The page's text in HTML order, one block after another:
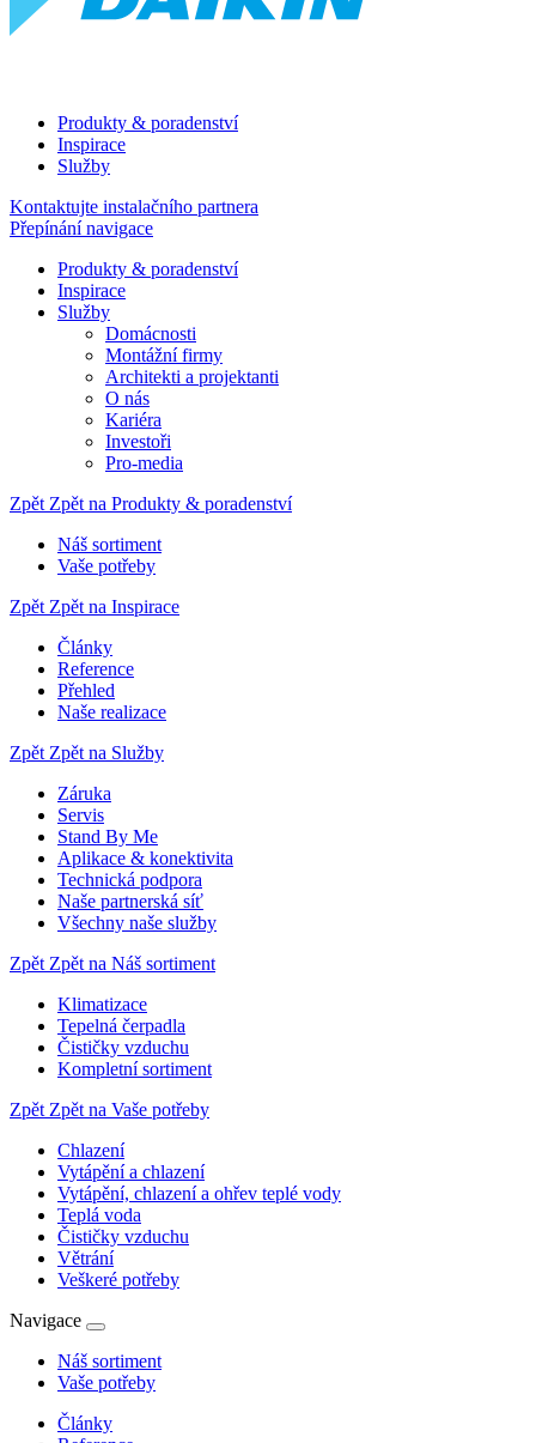
Produkty & poradenství
Inspirace
Služby
Kontaktujte instalačního partnera
Přepínání navigace
Produkty & poradenství
Inspirace
Služby
Domácnosti
Montážní firmy
Architekti a projektanti
O nás
Kariéra
Investoři
Pro-media
Zpět Zpět na Produkty & poradenství
Náš sortiment
Vaše potřeby
Zpět Zpět na Inspirace
Články
Reference
Přehled
Naše realizace
Zpět Zpět na Služby
Záruka
Servis
Stand By Me
Aplikace & konektivita
Technická podpora
Naše partnerská síť
Všechny naše služby
Zpět Zpět na Náš sortiment
Klimatizace
Tepelná čerpadla
Čističky vzduchu
Kompletní sortiment
Zpět Zpět na Vaše potřeby
Chlazení
Vytápění a chlazení
Vytápění, chlazení a ohřev teplé vody
Teplá voda
Čističky vzduchu
Větrání
Veškeré potřeby
Navigace
Náš sortiment
Vaše potřeby
Články